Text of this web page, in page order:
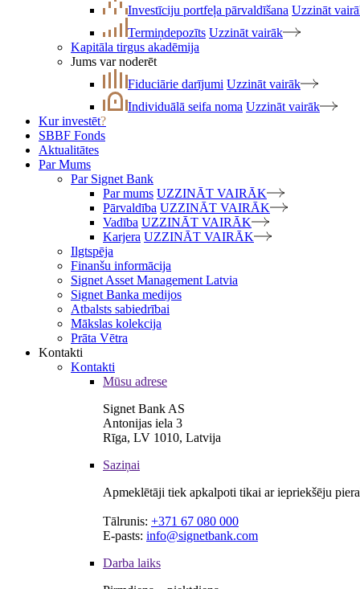
Investīciju portfeļa pārvaldīšana Uzzināt
Termiņdepozīts Uzzināt vairāk
Kapitāla tirgus akadēmija
Jums var noderēt
Fiduciārie darījumi Uzzināt vairāk
Individuālā seifa noma Uzzināt vairāk
Kur investēt?
SBBF Fonds
Aktualitātes
Par Mums
Par Signet Bank
Par mums UZZINĀT VAIRĀK
Pārvaldība UZZINĀT VAIRĀK
Vadība UZZINĀT VAIRĀK
Karjera UZZINĀT VAIRĀK
Ilgtspēja
Finanšu informācija
Signet Asset Management Latvia
Signet Banka medijos
Atbalsts sabiedrībai
Mākslas kolekcija
Prāta Vētra
Kontakti
Kontakti
Mūsu adrese
Signet Bank AS
Antonijas iela 3
Rīga, LV 1010, Latvija
Saziņai
Apmeklētāji tiek apkalpoti tikai ar iepriekšēju
Tālrunis: +371 67 080 000
E-pasts: info@signetbank.com
Darba laiks